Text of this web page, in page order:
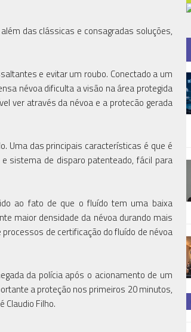
das clássicas e consagradas soluções,
e evitar um roubo. Conectado a um
névoa dificulta a visão na área protegida
ver através da névoa e a protecão gerada
Uma das principais características é que é
sistema de disparo patenteado, fácil para
ao fato de que o fluído tem uma baixa
maior densidade da névoa durando mais
de certificação do fluído de névoa
da polícia após o acionamento de um
a proteção nos primeiros 20 minutos,
Claudio Filho.